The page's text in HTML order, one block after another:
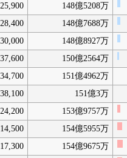
25,900 148億5208万
28,400 148億7688万
30,000 148億8927万
37,600 150億2564万
34,700 151億4962万
38,100 151億3万
24,200 153億9757万
14,500 154億5955万
17,300 154億9675万